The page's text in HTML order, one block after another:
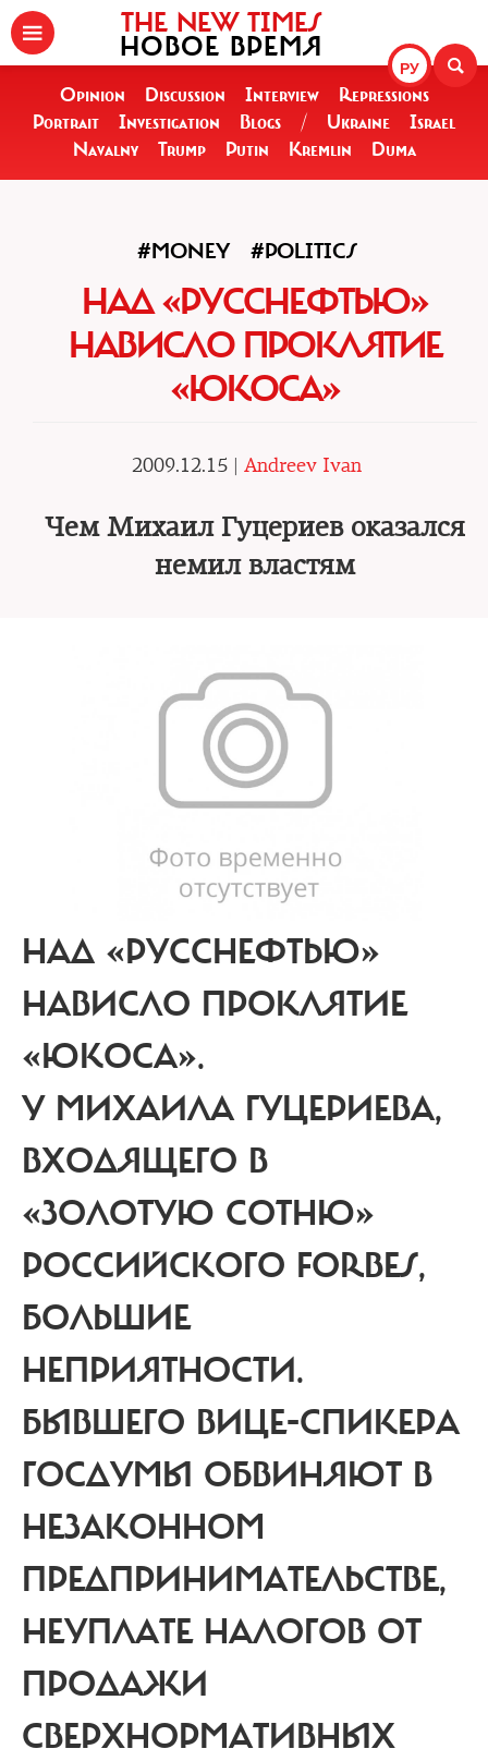
РУ
THE NEW TIMES
НОВОЕ ВРЕМЯ
Opinion Discussion Interview
Repressions
Portrait
Investigation Blogs / Ukraine
Israel
Navalny
Trump Putin Kremlin Duma
#MONEY #POLITICS
НАД «РУССНЕФТЬЮ»
НАВИСЛО ПРОКЛЯТИЕ
«ЮКОСА»
2009.12.15 | Andreev Ivan
Чем Михаил Гуцериев оказался
немил властям
НАД «РУССНЕФТЬЮ»
НАВИСЛО ПРОКЛЯТИЕ
«ЮКОСА».
У МИХАИЛА ГУЦЕРИЕВА,
ВХОДЯЩЕГО В
«ЗОЛОТУЮ СОТНЮ»
РОССИЙСКОГО FORBES,
БОЛЬШИЕ
НЕПРИЯТНОСТИ.
БЫВШЕГО ВИЦЕ-СПИКЕРА
ГОСДУМЫ ОБВИНЯЮТ В
НЕЗАКОННОМ
ПРЕДПРИНИМАТЕЛЬСТВЕ,
НЕУПЛАТЕ НАЛОГОВ ОТ
ПРОДАЖИ
СВЕРХНОРМАТИВНЫХ